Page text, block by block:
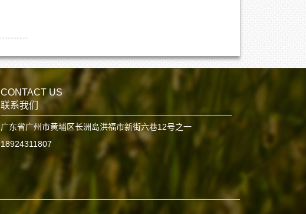
CONTACT US
联系我们
广东省广州市黄埔区长洲岛洪福市新街六巷12号之一
18924311807